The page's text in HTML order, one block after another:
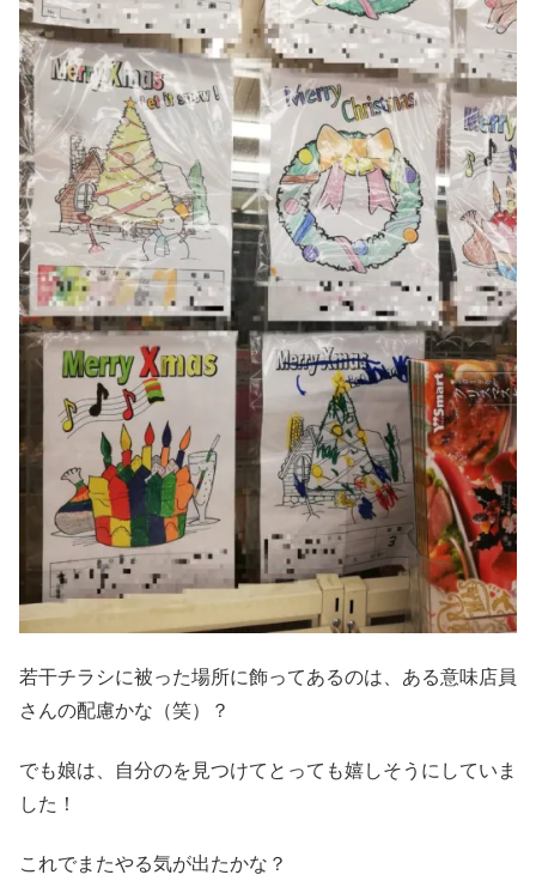
若干チラシに被った場所に飾ってあるのは、ある意味店員
さんの配慮かな（笑）？
でも娘は、自分のを見つけてとっても嬉しそうにしていま
した！
これでまたやる気が出たかな？